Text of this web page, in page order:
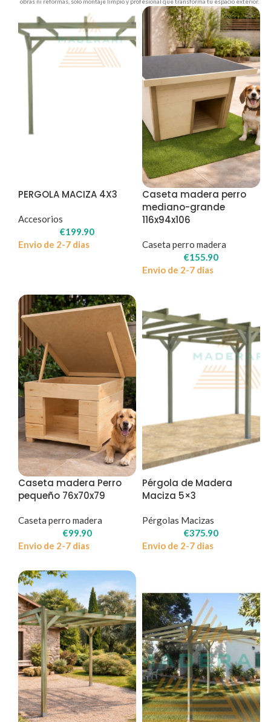
PERGOLA MACIZA 4X3
Accesorios
€199.90
Envio de 2-7 dias
Caseta madera perro
mediano-grande
116x94x106
Caseta perro madera
€155.90
Envio de 2-7 dias
Caseta madera Perro
pequeño 76x70x79
Caseta perro madera
€99.90
Envio de 2-7 dias
Pérgola de Madera
Maciza 5×3
Pérgolas Macizas
€375.90
Envio de 2-7 dias